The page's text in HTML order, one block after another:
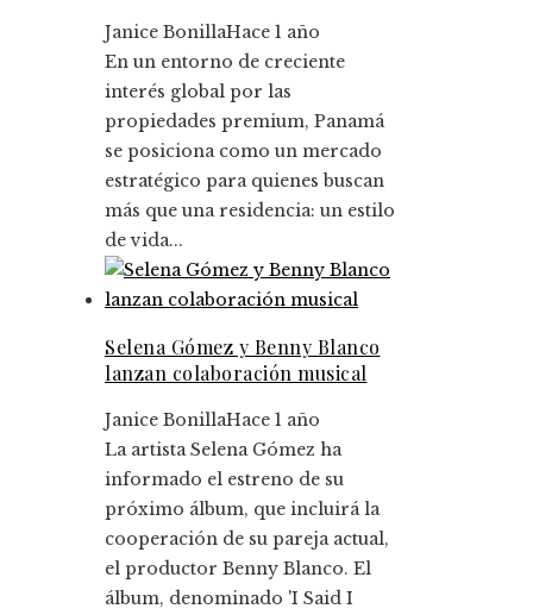
Janice BonillaHace 1 año
En un entorno de creciente
interés global por las
propiedades premium, Panamá
se posiciona como un mercado
estratégico para quienes buscan
más que una residencia: un estilo
de vida...
Selena Gómez y Benny Blanco
lanzan colaboración musical
Janice BonillaHace 1 año
La artista Selena Gómez ha
informado el estreno de su
próximo álbum, que incluirá la
cooperación de su pareja actual,
el productor Benny Blanco. El
álbum, denominado 'I Said I